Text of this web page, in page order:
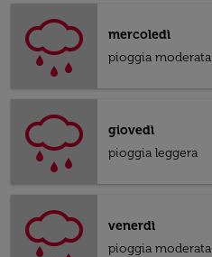
mercoledì
pioggia moderata
giovedì
pioggia leggera
venerdì
pioggia moderata